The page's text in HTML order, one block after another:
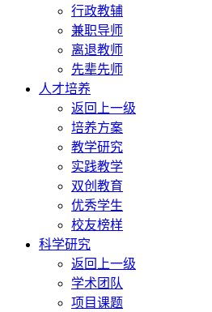
行政教辅
兼职导师
离退教师
先辈先师
人才培养
返回上一级
培养方案
教学研究
实践教学
双创教育
优秀学生
校友榜样
科学研究
返回上一级
学术团队
项目课题